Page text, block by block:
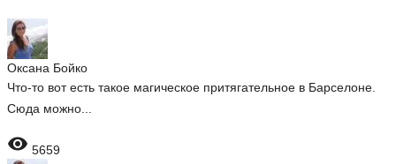
Оксана Бойко
Что-то вот есть такое магическое притягательное в Барселоне.
Сюда можно...
 5659